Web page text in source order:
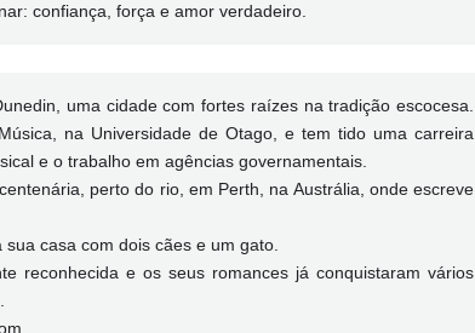
confiança, força e amor verdadeiro.
uma cidade com fortes raízes na tradição escocesa.
na Universidade de Otago, e tem tido uma carreira
e o trabalho em agências governamentais.
perto do rio, em Perth, na Austrália, onde escreve
casa com dois cães e um gato.
reconhecida e os seus romances já conquistaram vários